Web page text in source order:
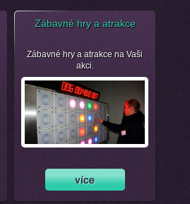
Zábavné hry a atrakce
Zábavné hry a atrakce na Vaši
akci.